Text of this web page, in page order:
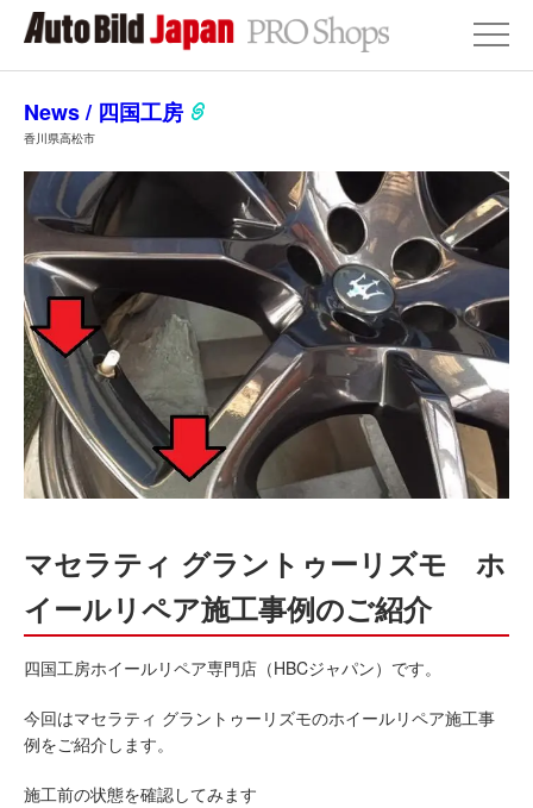
News / 四国工房
香川県高松市
マセラティ グラントゥーリズモ ホ
イールリペア施工事例のご紹介
四国工房ホイールリペア専門店（HBCジャパン）です。
今回はマセラティ グラントゥーリズモのホイールリペア施工事
例をご紹介します。
施工前の状態を確認してみます